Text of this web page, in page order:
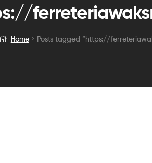
Home Posts tagged “https://